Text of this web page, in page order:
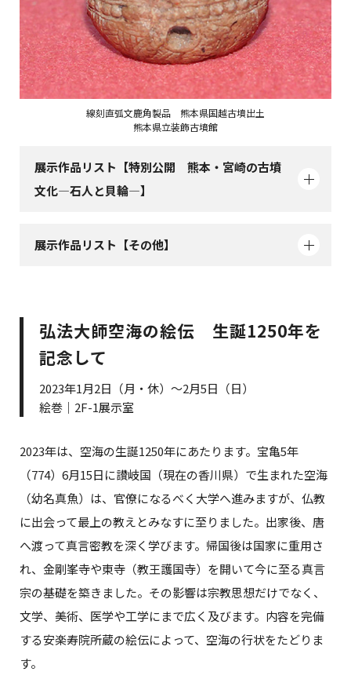
線刻直弧文鹿角製品 熊本県国越古墳出土
熊本県立装飾古墳館
展示作品リスト【特別公開 熊本・宮崎の古墳
文化―石人と貝輪―】
展示作品リスト【その他】
弘法大師空海の絵伝 生誕1250年を
記念して
2023年1月2日（月・休）～2月5日（日）
絵巻｜2F-1展示室
2023年は、空海の生誕1250年にあたります。宝亀5年
（774）6月15日に讃岐国（現在の香川県）で生まれた空海
（幼名真魚）は、官僚になるべく大学へ進みますが、仏教
に出会って最上の教えとみなすに至りました。出家後、唐
へ渡って真言密教を深く学びます。帰国後は国家に重用さ
れ、金剛峯寺や東寺（教王護国寺）を開いて今に至る真言
宗の基礎を築きました。その影響は宗教思想だけでなく、
文学、美術、医学や工学にまで広く及びます。内容を完備
する安楽寿院所蔵の絵伝によって、空海の行状をたどりま
す。